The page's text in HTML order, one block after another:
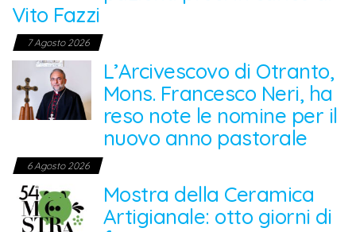
Vito Fazzi
7 Agosto 2026
L’Arcivescovo di Otranto,
Mons. Francesco Neri, ha
reso note le nomine per il
nuovo anno pastorale
6 Agosto 2026
Mostra della Ceramica
Artigianale: otto giorni di